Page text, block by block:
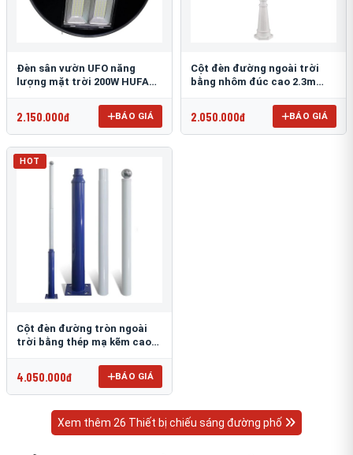
Đèn sân vườn UFO năng
lượng mặt trời 200W HUFA
2.150.000đ BÁO GIÁ
Cột đèn đường ngoài trời
bằng nhôm đúc cao 2.3m
2.050.000đ BÁO GIÁ
HOT
Cột đèn đường tròn ngoài
trời bằng thép mạ kẽm cao
4.050.000đ BÁO GIÁ
Xem thêm 26 Thiết bị chiếu sáng đường phố